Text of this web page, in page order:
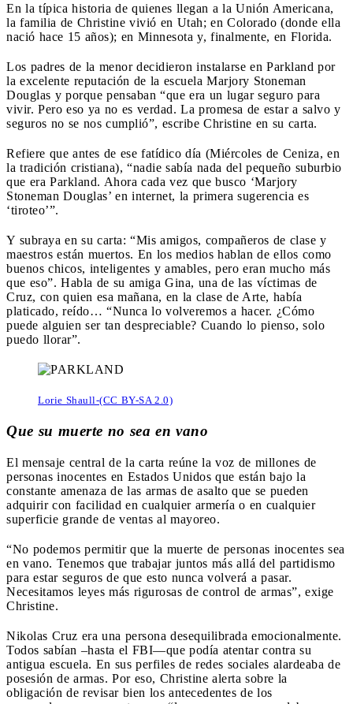
En la típica historia de quienes llegan a la Unión Americana,
la familia de Christine vivió en Utah; en Colorado (donde ella
nació hace 15 años); en Minnesota y, finalmente, en Florida.
Los padres de la menor decidieron instalarse en Parkland por
la excelente reputación de la escuela Marjory Stoneman
Douglas y porque pensaban “que era un lugar seguro para
vivir. Pero eso ya no es verdad. La promesa de estar a salvo y
seguros no se nos cumplió”, escribe Christine en su carta.
Refiere que antes de ese fatídico día (Miércoles de Ceniza, en
la tradición cristiana), “nadie sabía nada del pequeño suburbio
que era Parkland. Ahora cada vez que busco ‘Marjory
Stoneman Douglas’ en internet, la primera sugerencia es
‘tiroteo’”.
Y subraya en su carta: “Mis amigos, compañeros de clase y
maestros están muertos. En los medios hablan de ellos como
buenos chicos, inteligentes y amables, pero eran mucho más
que eso”. Habla de su amiga Gina, una de las víctimas de
Cruz, con quien esa mañana, en la clase de Arte, había
platicado, reído… “Nunca lo volveremos a hacer. ¿Cómo
puede alguien ser tan despreciable? Cuando lo pienso, solo
puedo llorar”.
Lorie Shaull-(CC BY-SA 2.0)
Que su muerte no sea en vano
El mensaje central de la carta reúne la voz de millones de
personas inocentes en Estados Unidos que están bajo la
constante amenaza de las armas de asalto que se pueden
adquirir con facilidad en cualquier armería o en cualquier
superficie grande de ventas al mayoreo.
“No podemos permitir que la muerte de personas inocentes sea
en vano. Tenemos que trabajar juntos más allá del partidismo
para estar seguros de que esto nunca volverá a pasar.
Necesitamos leyes más rigurosas de control de armas”, exige
Christine.
Nikolas Cruz era una persona desequilibrada emocionalmente.
Todos sabían –hasta el FBI—que podía atentar contra su
antigua escuela. En sus perfiles de redes sociales alardeaba de
posesión de armas. Por eso, Christine alerta sobre la
obligación de revisar bien los antecedentes de los